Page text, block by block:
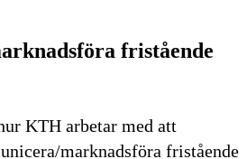
fristående
KTH arbetar med att
marknadsföra fristående